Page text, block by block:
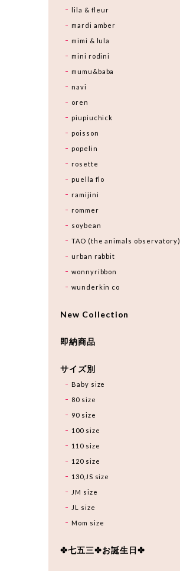
lila & fleur
mardi amber
mimi & lula
mini rodini
mumu&baba
navi
oren
piupiuchick
poisson
popelin
rosette
puella flo
ramijini
rommer
soybean
TAO (the animals observatory)
urban rabbit
wonnyribbon
wunderkin co
New Collection
即納商品
サイズ別
Baby size
80 size
90 size
100 size
110 size
120 size
130,JS size
JM size
JL size
Mom size
✤七五三✤お誕生日✤